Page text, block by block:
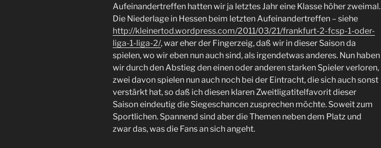
Aufeinandertreffen hatten wir ja letztes Jahr eine Klasse höher zweimal.
Die Niederlage in Hessen beim letzten Aufeinandertreffen – siehe
http://kleinertod.wordpress.com/2011/03/21/frankfurt-2-fcsp-1-oder-
liga-1-liga-2/, war eher der Fingerzeig, daß wir in dieser Saison da
spielen, wo wir eben nun auch sind, als irgendetwas anderes. Nun haben
wir durch den Abstieg den einen oder anderen starken Spieler verloren,
zwei davon spielen nun auch noch bei der Eintracht, die sich auch sonst
verstärkt hat, so daß ich diesen klaren Zweitligatitelfavorit dieser
Saison eindeutig die Siegeschancen zusprechen möchte. Soweit zum
Sportlichen. Spannend sind aber die Themen neben dem Platz und
zwar das, was die Fans an sich angeht.